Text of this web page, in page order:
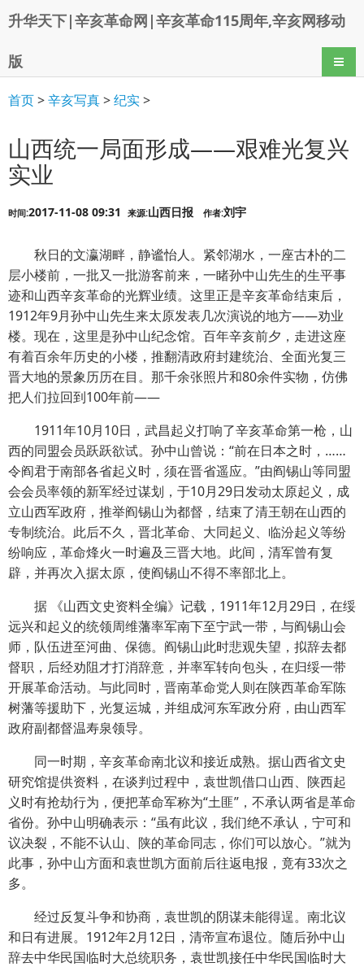
升华天下|辛亥革命网|辛亥革命115周年,辛亥网移动
版 导航
首页>辛亥写真>纪实>
山西统一局面形成——艰难光复兴
实业
时间:2017-11-08 09:31 来源:山西日报 作者:刘宇
秋日的文瀛湖畔，静谧怡人。紧邻湖水，一座古朴的二
层小楼前，一批又一批游客前来，一睹孙中山先生的生平事
迹和山西辛亥革命的光辉业绩。这里正是辛亥革命结束后，
1912年9月孙中山先生来太原发表几次演说的地方——劝业
楼。现在，这里是孙中山纪念馆。百年辛亥前夕，走进这座
有着百余年历史的小楼，推翻清政府封建统治、全面光复三
晋大地的景象历历在目。那千余张照片和80余件实物，仿佛
把人们拉回到100年前——
1911年10月10日，武昌起义打响了辛亥革命第一枪，山
西的同盟会员跃跃欲试。孙中山曾说：“前在日本之时，……
令阎君于南部各省起义时，须在晋省遥应。”由阎锡山等同盟
会会员率领的新军经过谋划，于10月29日发动太原起义，成
立山西军政府，推举阎锡山为都督，结束了清王朝在山西的
专制统治。此后不久，晋北革命、大同起义、临汾起义等纷
纷响应，革命烽火一时遍及三晋大地。此间，清军曾有复
辟，并再次入据太原，使阎锡山不得不率部北上。
据 《山西文史资料全编》记载，1911年12月29日，在绥
远兴和起义的统领周维藩率军南下至宁武一带，与阎锡山会
师，队伍进至河曲、保德。阎锡山此时悲观失望，拟辞去都
督职，后经劝阻才打消辞意，并率军转向包头，在归绥一带
开展革命活动。与此同时，晋南革命党人则在陕西革命军陈
树藩等援助下，光复运城，并组成河东军政分府，由山西军
政府副都督温寿泉领导。
同一时期，辛亥革命南北议和接近成熟。据山西省文史
研究馆提供资料，在谈判过程中，袁世凯借口山西、陕西起
义时有抢劫行为，便把革命军称为“土匪”，不承认两省是革命
省份。孙中山明确表示：“虽有此议，我们绝不承认，宁可和
议决裂，不能不认山、陕的革命同志，你们可以放心。”就为
此事，孙中山方面和袁世凯方面前后往返电报，竟有33次之
多。
经过反复斗争和协商，袁世凯的阴谋未能得逞。南北议
和日有进展。1912年2月12日，清帝宣布退位。随后孙中山
辞去中华民国临时大总统职务，袁世凯接任中华民国临时大